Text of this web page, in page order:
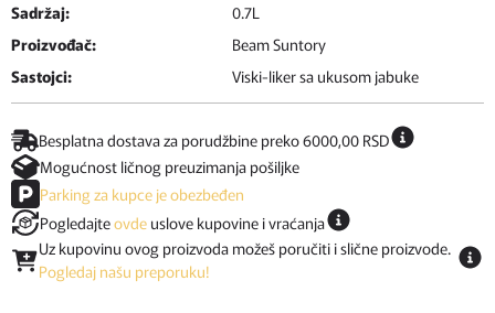
Sadržaj:
0.7L
Proizvođač:
Beam Suntory
Sastojci:
Viski-liker sa ukusom jabuke
Besplatna dostava za porudžbine preko 6000,00 RSD
Mogućnost ličnog preuzimanja pošiljke
Parking za kupce je obezbeđen
Pogledajteovde uslove kupovine i vraćanja
Uz kupovinu ovog proizvoda možeš poručiti i slične proizvode.
Pogledaj našu preporuku!